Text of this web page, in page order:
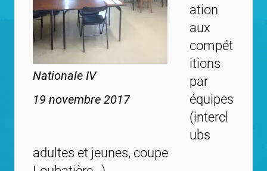
Nationale IV
19 novembre 2017
ation
aux
compét
itions
par
équipes
(intercl
ubs
adultes et jeunes, coupe